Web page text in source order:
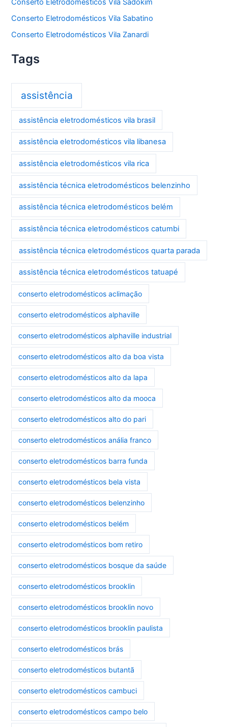
Conserto Eletrodomésticos Vila Sadokim
Conserto Eletrodomésticos Vila Sabatino
Conserto Eletrodomésticos Vila Zanardi
Tags
assistência
assistência eletrodomésticos vila brasil
assistência eletrodomésticos vila libanesa
assistência eletrodomésticos vila rica
assistência técnica eletrodomésticos belenzinho
assistência técnica eletrodomésticos belém
assistência técnica eletrodomésticos catumbi
assistência técnica eletrodomésticos quarta parada
assistência técnica eletrodomésticos tatuapé
conserto eletrodomésticos aclimação
conserto eletrodomésticos alphaville
conserto eletrodomésticos alphaville industrial
conserto eletrodomésticos alto da boa vista
conserto eletrodomésticos alto da lapa
conserto eletrodomésticos alto da mooca
conserto eletrodomésticos alto do pari
conserto eletrodomésticos anália franco
conserto eletrodomésticos barra funda
conserto eletrodomésticos bela vista
conserto eletrodomésticos belenzinho
conserto eletrodomésticos belém
conserto eletrodomésticos bom retiro
conserto eletrodomésticos bosque da saúde
conserto eletrodomésticos brooklin
conserto eletrodomésticos brooklin novo
conserto eletrodomésticos brooklin paulista
conserto eletrodomésticos brás
conserto eletrodomésticos butantã
conserto eletrodomésticos cambuci
conserto eletrodomésticos campo belo